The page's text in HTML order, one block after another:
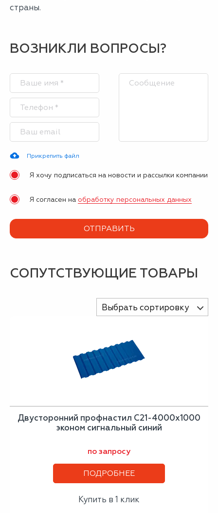
страны.
ВОЗНИКЛИ ВОПРОСЫ?
Прикрепить файл
Я хочу подписаться на новости и рассылки компании
Я согласен на обработку персональных данных
СОПУТСТВУЮЩИЕ ТОВАРЫ
Выбрать сортировку
Двусторонний профнастил С21-4000х1000
эконом сигнальный синий
по запросу
ПОДРОБНЕЕ
Купить в 1 клик